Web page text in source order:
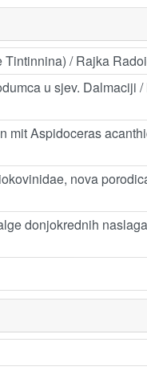
Tintinnina) / Rajka
u sjev. Dalmaciji
mit Aspidoceras
nova
donjokrednih